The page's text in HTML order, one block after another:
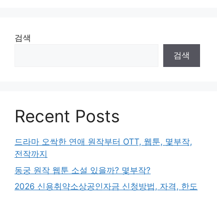
검색
검색
Recent Posts
드라마 오싹한 연애 원작부터 OTT, 웹툰, 몇부작,
전작까지
동궁 원작 웹툰 소설 있을까? 몇부작?
2026 신용취약소상공인자금 신청방법, 자격, 한도